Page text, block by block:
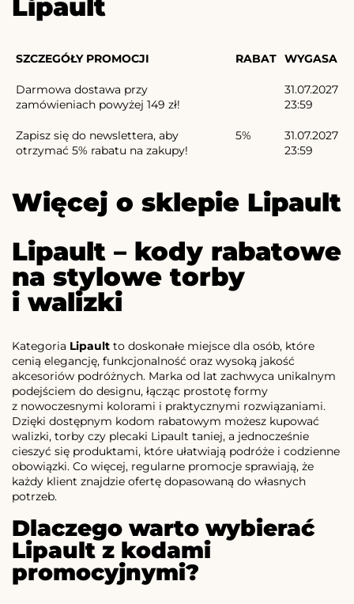
Lipault
SZCZEGÓŁY PROMOCJI RABAT WYGASA
Darmowa dostawa przy
zamówieniach powyżej 149 zł!
31.07.2027
23:59
Zapisz się do newslettera, aby
otrzymać 5% rabatu na zakupy!
5%
31.07.2027
23:59
Więcej o sklepie Lipault
Lipault – kody rabatowe
na stylowe torby
i walizki
Kategoria Lipault to doskonałe miejsce dla osób, które
cenią elegancję, funkcjonalność oraz wysoką jakość
akcesoriów podróżnych. Marka od lat zachwyca unikalnym
podejściem do designu, łącząc prostotę formy
z nowoczesnymi kolorami i praktycznymi rozwiązaniami.
Dzięki dostępnym kodom rabatowym możesz kupować
walizki, torby czy plecaki Lipault taniej, a jednocześnie
cieszyć się produktami, które ułatwiają podróże i codzienne
obowiązki. Co więcej, regularne promocje sprawiają, że
każdy klient znajdzie ofertę dopasowaną do własnych
potrzeb.
Dlaczego warto wybierać
Lipault z kodami
promocyjnymi?